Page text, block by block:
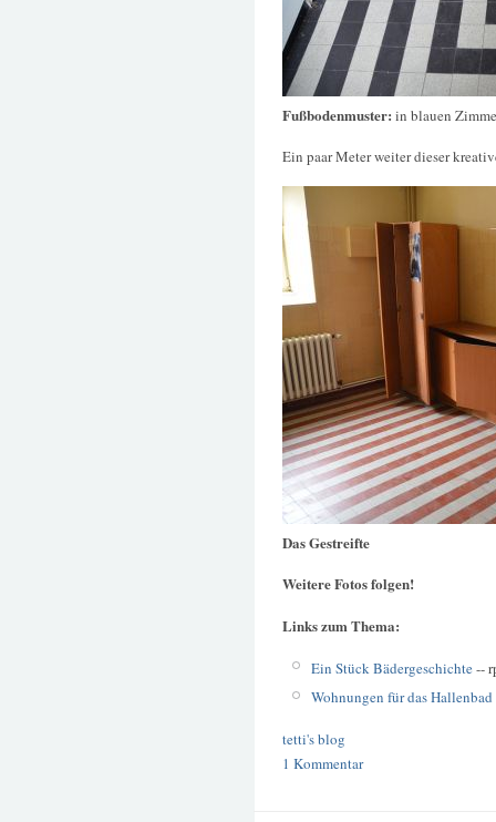
Fußbodenmuster: in blauen
Ein paar Meter weiter dieser
Das Gestreifte
Weitere Fotos folgen!
Links zum Thema:
Ein Stück Bädergeschichte--
Wohnungen für das
tetti's blog
1 Kommentar